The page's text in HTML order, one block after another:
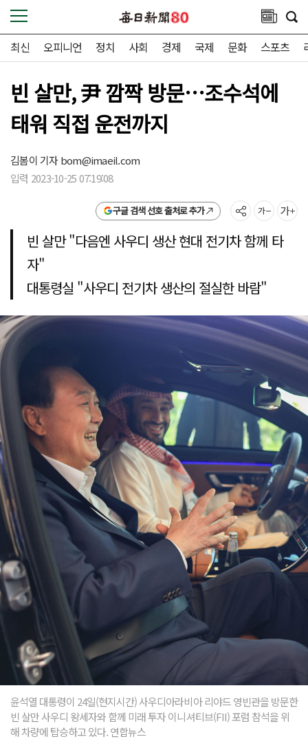
최신 오피니언 정치 사회 경제 국제 문화 스포츠
빈 살만, 尹 깜짝 방문…조수석에
태워 직접 운전까지
김봄이 기자bom@imaeil.com
입력 2023-10-25 07:19:08
구글 검색 선호 출처로 추가
빈 살만 "다음엔 사우디 생산 현대 전기차 함께 타
자"
대통령실 "사우디 전기차 생산의 절실한 바람"
윤석열 대통령이 24일(현지시간) 사우디아라비아 리야드 영빈관을 방문한
빈 살만 사우디 왕세자와 함께 미래 투자 이니셔티브(FII) 포럼 참석을 위
해 차량에 탑승하고 있다. 연합뉴스